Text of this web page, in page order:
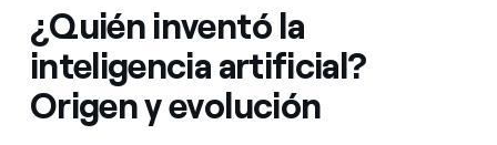
Blog de Endesa
Music Lover
La era de la electrificación
Encuentra la tarifa que más te conviene
Servicios
Movilidad
¿Quién inventó la
inteligencia artificial?
Origen y evolución